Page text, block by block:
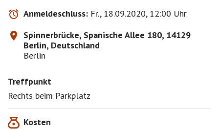
Anmeldeschluss: Fr., 18.09.2020, 12:00 Uhr
Spinnerbrücke, Spanische Allee 180, 14129
Berlin, Deutschland
Berlin
Treffpunkt
Rechts beim Parkplatz
Kosten